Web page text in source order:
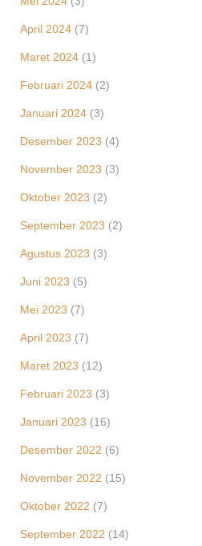
April 2024 (7)
Maret 2024 (1)
Februari 2024 (2)
Januari 2024 (3)
Desember 2023 (4)
November 2023 (3)
Oktober 2023 (2)
September 2023 (2)
Agustus 2023 (3)
Juni 2023 (5)
Mei 2023 (7)
April 2023 (7)
Maret 2023 (12)
Februari 2023 (3)
Januari 2023 (16)
Desember 2022 (6)
November 2022 (15)
Oktober 2022 (7)
September 2022 (14)